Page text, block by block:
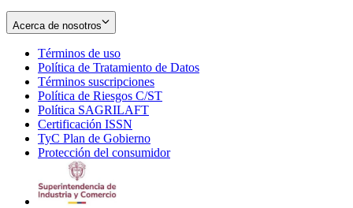
Acerca de nosotros
Términos de uso
in
new
window
Política de Tratamiento de Datos
Términos suscripciones
in
Política de Riesgos C/ST
Política SAGRILAFT
new
window
Certificación ISSN
in
new
TyC Plan de Gobierno
in
Protección del consumidorOpens